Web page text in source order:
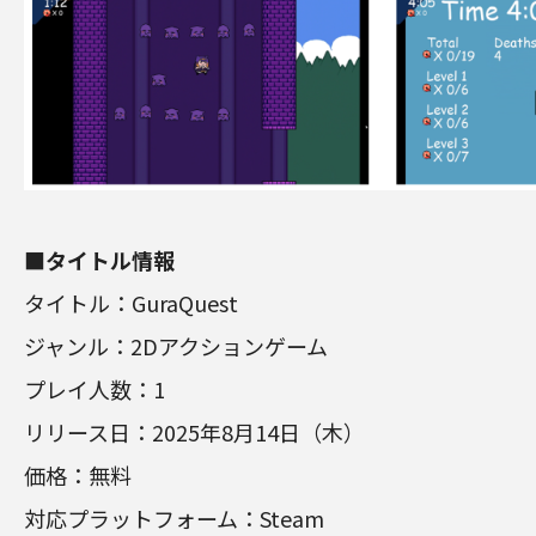
■タイトル情報
タイトル：GuraQuest
ジャンル：2Dアクションゲーム
プレイ人数：1
リリース日：2025年8月14日（木）
価格：無料
対応プラットフォーム：Steam